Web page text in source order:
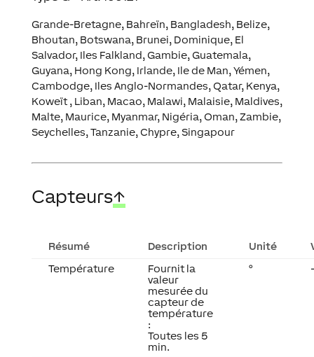
Grande-Bretagne, Bahreïn, Bangladesh, Belize,
Bhoutan, Botswana, Brunei, Dominique, El
Salvador, Iles Falkland, Gambie, Guatemala,
Guyana, Hong Kong, Irlande, Ile de Man, Yémen,
Cambodge, Iles Anglo-Normandes, Qatar, Kenya,
Koweït , Liban, Macao, Malawi, Malaisie, Maldives,
Malte, Maurice, Myanmar, Nigéria, Oman, Zambie,
Seychelles, Tanzanie, Chypre, Singapour
Capteurs↑
Résumé Description Unité
Température
Fournit la
valeur
mesurée du
capteur de
température
:
Toutes les 5
min.
°